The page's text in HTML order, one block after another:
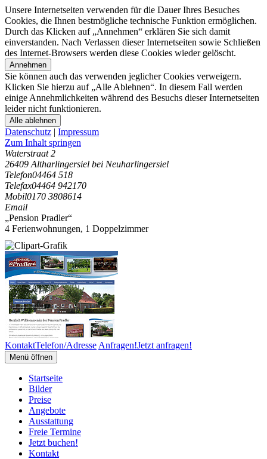
Unsere Internetseiten verwenden für die Dauer Ihres Besuches
Cookies, die Ihnen bestmögliche technische Funktion ermöglichen.
Durch das Klicken auf „Annehmen“ erklären Sie sich damit
einverstanden. Nach Verlassen dieser Internetseiten sowie Schließen
des Internet-Browsers werden diese Cookies wieder gelöscht.
Annehmen
Sie können auch das verwenden jeglicher Cookies verweigern.
Klicken Sie hierzu auf „Alle Ablehnen“. In diesem Fall werden
einige Annehmlichkeiten während des Besuchs dieser Internetseiten
leider nicht funktionieren.
Alle ablehnen
Datenschutz | Impressum
Zum Inhalt springen
Waterstraat 2
26409 Altharlingersiel bei Neuharlingersiel
Telefon04464 518
Telefax04464 942170
Mobil0170 3808614
Email
„Pension Pradler“
4 Ferienwohnungen, 1 Doppelzimmer
KontaktTelefon/Adresse Anfragen!Jetzt anfragen!
Menü öffnen
Startseite
Bilder
Preise
Angebote
Ausstattung
Freie Termine
Jetzt buchen!
Kontakt